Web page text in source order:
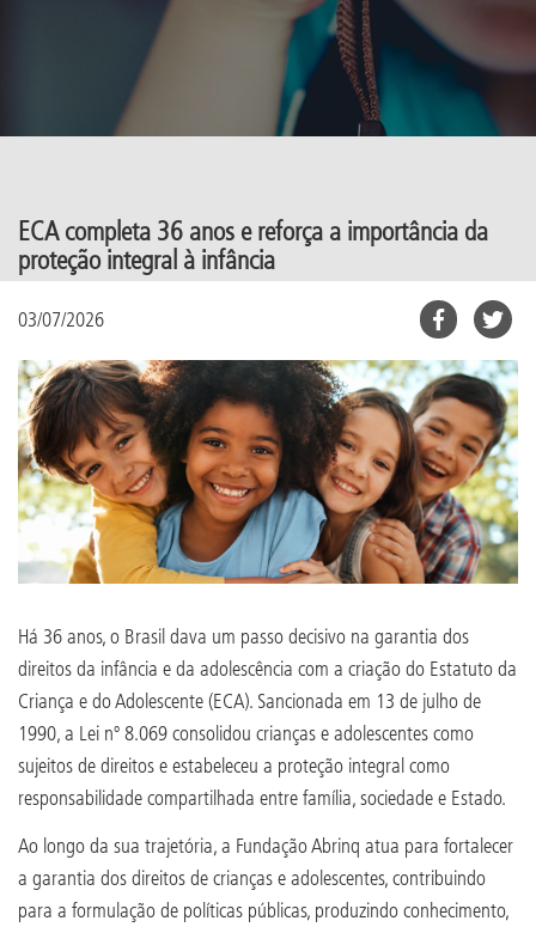
ECA completa 36 anos e reforça a importância da
proteção integral à infância
03/07/2026
Há 36 anos, o Brasil dava um passo decisivo na garantia dos
direitos da infância e da adolescência com a criação do Estatuto da
Criança e do Adolescente (ECA). Sancionada em 13 de julho de
1990, a Lei nº 8.069 consolidou crianças e adolescentes como
sujeitos de direitos e estabeleceu a proteção integral como
responsabilidade compartilhada entre família, sociedade e Estado.
Ao longo da sua trajetória, a Fundação Abrinq atua para fortalecer
a garantia dos direitos de crianças e adolescentes, contribuindo
para a formulação de políticas públicas, produzindo conhecimento,